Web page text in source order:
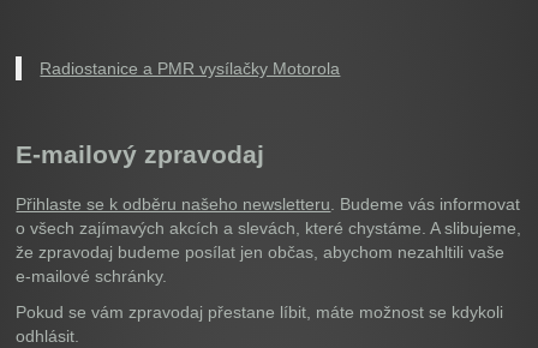
Radiostanice a PMR vysílačky Motorola
E-mailový zpravodaj
Přihlaste se k odběru našeho newsletteru . Budeme vás informovat
o všech zajímavých akcích a slevách, které chystáme. A slibujeme,
že zpravodaj budeme posílat jen občas, abychom nezahltili vaše
e-mailové schránky.
Pokud se vám zpravodaj přestane líbit, máte možnost se kdykoli
odhlásit.